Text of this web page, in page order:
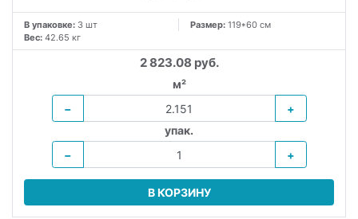
В упаковке: 3 шт Размер: 119*60 см
Вес: 42.65 кг
2 823.08 руб.
м²
−
+
упак.
−
+
В КОРЗИНУ